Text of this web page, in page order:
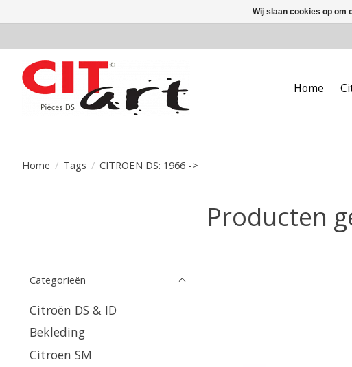
Home
Home / Tags / CITROEN DS: 1966 ->
Producten
Categorieën
Citroën DS & ID
Bekleding
Citroën SM
Wij slaan cookies op om